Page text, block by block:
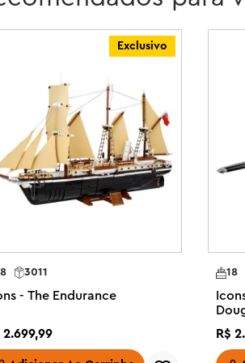
Construa de forma mais inteligente
3D, acompanhe o progresso e siga
aviação com o conjunto de construção
(11378) para adultos.
CAIXA – Este kit de construção inclui
réplica detalhada do avião comercial
com uniformes históricos da Pan Am.
AUTÊNTICO – Remova os
de passageiros com corredor e
trem de pouso.
de um expositor montável com a
AVIÃO – Ofereça aos amantes da
ou qualquer ocasião especial.
Exclusivo
3011
- The Endurance
2.699,99
18
R$ 2.